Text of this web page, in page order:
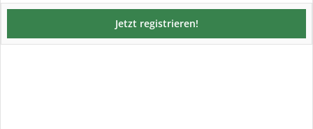
Jetzt registrieren!